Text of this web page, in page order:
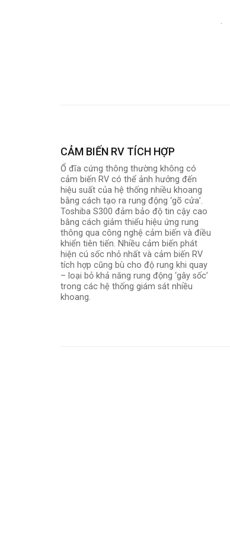
.
CẢM BIẾN RV TÍCH HỢP
Ổ đĩa cứng thông thường không có
cảm biến RV có thể ảnh hưởng đến
hiệu suất của hệ thống nhiều khoang
bằng cách tạo ra rung động ‘gõ cửa’.
Toshiba S300 đảm bảo độ tin cậy cao
bằng cách giảm thiểu hiệu ứng rung
thông qua công nghệ cảm biến và điều
khiển tiên tiến. Nhiều cảm biến phát
hiện cú sốc nhỏ nhất và cảm biến RV
tích hợp cũng bù cho độ rung khi quay
– loại bỏ khả năng rung động ‘gây sốc’
trong các hệ thống giám sát nhiều
khoang.